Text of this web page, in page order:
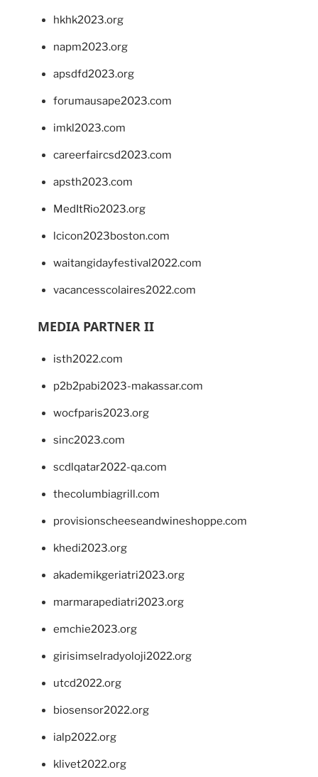
hkhk2023.org
napm2023.org
apsdfd2023.org
forumausape2023.com
imkl2023.com
careerfaircsd2023.com
apsth2023.com
MedItRio2023.org
lcicon2023boston.com
waitangidayfestival2022.com
vacancesscolaires2022.com
MEDIA PARTNER II
isth2022.com
p2b2pabi2023-makassar.com
wocfparis2023.org
sinc2023.com
scdlqatar2022-qa.com
thecolumbiagrill.com
provisionscheeseandwineshoppe.com
khedi2023.org
akademikgeriatri2023.org
marmarapediatri2023.org
emchie2023.org
girisimselradyoloji2022.org
utcd2022.org
biosensor2022.org
ialp2022.org
klivet2022.org